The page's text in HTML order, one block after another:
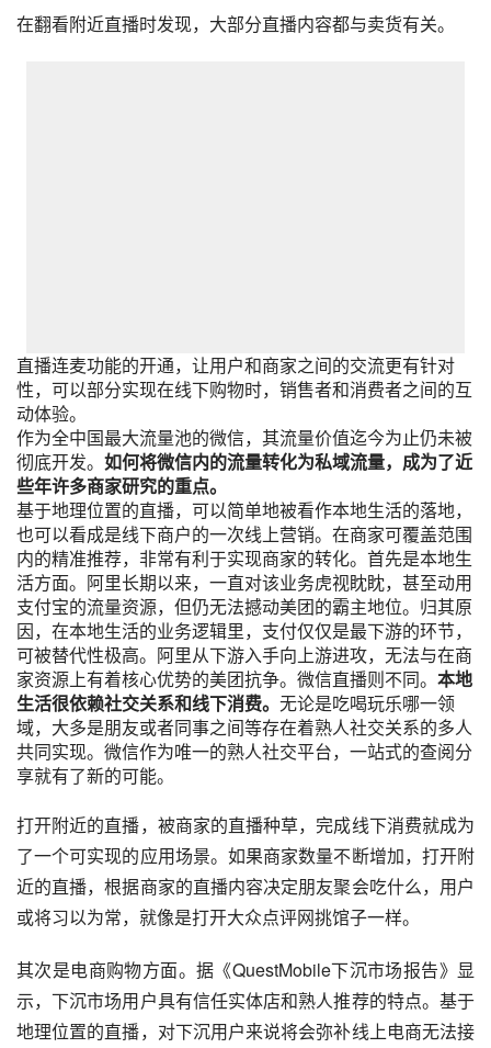
在翻看附近直播时发现，大部分直播内容都与卖货有关。
直播连麦功能的开通，让用户和商家之间的交流更有针对
性，可以部分实现在线下购物时，销售者和消费者之间的互
动体验。
作为全中国最大流量池的微信，其流量价值迄今为止仍未被
彻底开发。 如何将微信内的流量转化为私域流量，成为了近
些年许多商家研究的重点。
基于地理位置的直播，可以简单地被看作本地生活的落地，
也可以看成是线下商户的一次线上营销。在商家可覆盖范围
内的精准推荐，非常有利于实现商家的转化。首先是本地生
活方面。阿里长期以来，一直对该业务虎视眈眈，甚至动用
支付宝的流量资源，但仍无法撼动美团的霸主地位。归其原
因，在本地生活的业务逻辑里，支付仅仅是最下游的环节，
可被替代性极高。阿里从下游入手向上游进攻，无法与在商
家资源上有着核心优势的美团抗争。微信直播则不同。 本地
生活很依赖社交关系和线下消费。 无论是吃喝玩乐哪一领
域，大多是朋友或者同事之间等存在着熟人社交关系的多人
共同实现。微信作为唯一的熟人社交平台，一站式的查阅分
享就有了新的可能。
打开附近的直播，被商家的直播种草，完成线下消费就成为
了一个可实现的应用场景。如果商家数量不断增加，打开附
近的直播，根据商家的直播内容决定朋友聚会吃什么，用户
或将习以为常，就像是打开大众点评网挑馆子一样。
其次是电商购物方面。据《QuestMobile下沉市场报告》显
示，下沉市场用户具有信任实体店和熟人推荐的特点。基于
地理位置的直播，对下沉用户来说将会弥补线上电商无法接